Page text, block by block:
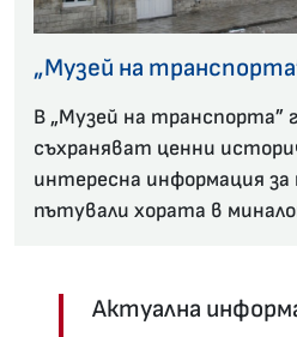
„Музей на
В „Музей на транспорта”
съхраняват ценни
интересна информация за
пътували хората в
Актуална